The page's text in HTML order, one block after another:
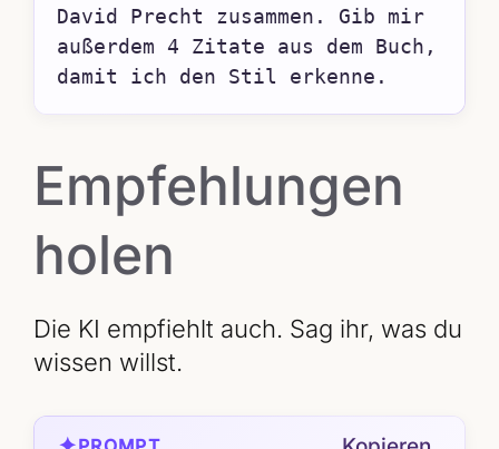
David Precht zusammen. Gib mir
außerdem 4 Zitate aus dem Buch,
damit ich den Stil erkenne.
Empfehlungen
holen
Die KI empfiehlt auch. Sag ihr, was du
wissen willst.